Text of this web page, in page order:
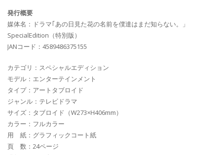
発行概要
媒体名：ドラマ｢あの日見た花の名前を僕達はまだ知らない。」
SpecialEdition（特別版）
JANコード：4589486375155
カテゴリ：スペシャルエディション
モデル：エンターテインメント
タイプ：アートタブロイド
ジャンル：テレビドラマ
サイズ：タブロイド（W273×H406mm）
カラー：フルカラー
用 紙：グラフィックコート紙
頁 数：24ページ